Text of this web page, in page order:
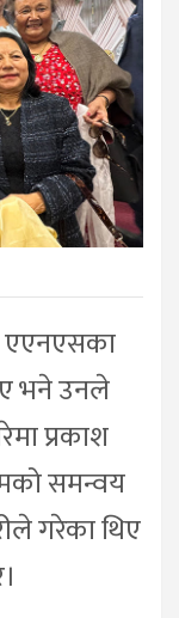
एएनएसका
भने उनले
प्रकाश
समन्वय
गरेका थिए